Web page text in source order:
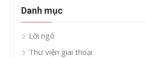
Danh mục
Lời ngỏ
Thư viện giai thoại